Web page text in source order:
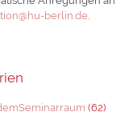
berlin.de.
(62)